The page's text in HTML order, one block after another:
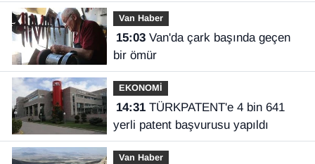
Van Haber
15:03Van'da çark başında geçen
bir ömür
EKONOMİ
14:31TÜRKPATENT'e 4 bin 641
yerli patent başvurusu yapıldı
Van Haber